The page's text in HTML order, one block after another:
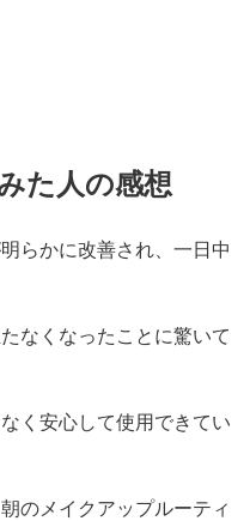
た人の感想
らかに改善され、一日中
なくなったことに驚いて
く安心して使用できてい
のメイクアップルーティ